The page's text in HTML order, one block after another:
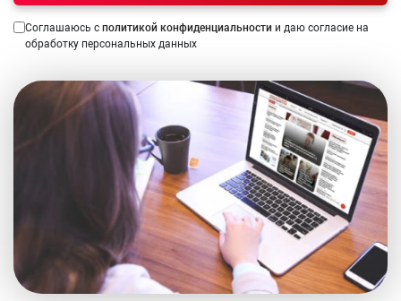
Соглашаюсь с политикой конфиденциальности и даю согласие на
обработку персональных данных